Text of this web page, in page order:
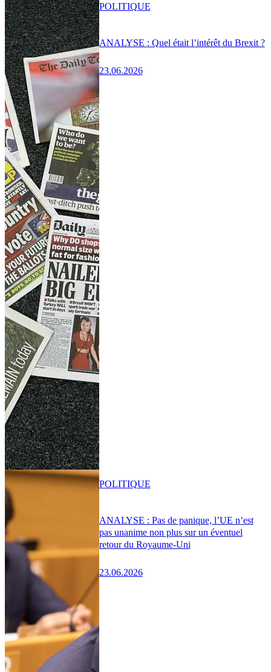
ANALYSE : Quel était l’intérêt du Brexit ?
23.06.2026
POLITIQUE
ANALYSE : Pas de panique, l’UE n’est
pas unanime non plus sur un éventuel
retour du Royaume-Uni
23.06.2026
POLITIQUE